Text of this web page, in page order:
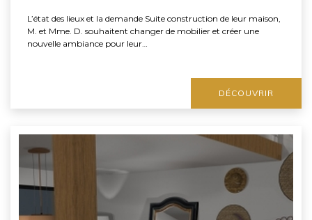
L’état des lieux et la demande Suite construction de leur maison,
M. et Mme. D. souhaitent changer de mobilier et créer une
nouvelle ambiance pour leur…
DÉCOUVRIR